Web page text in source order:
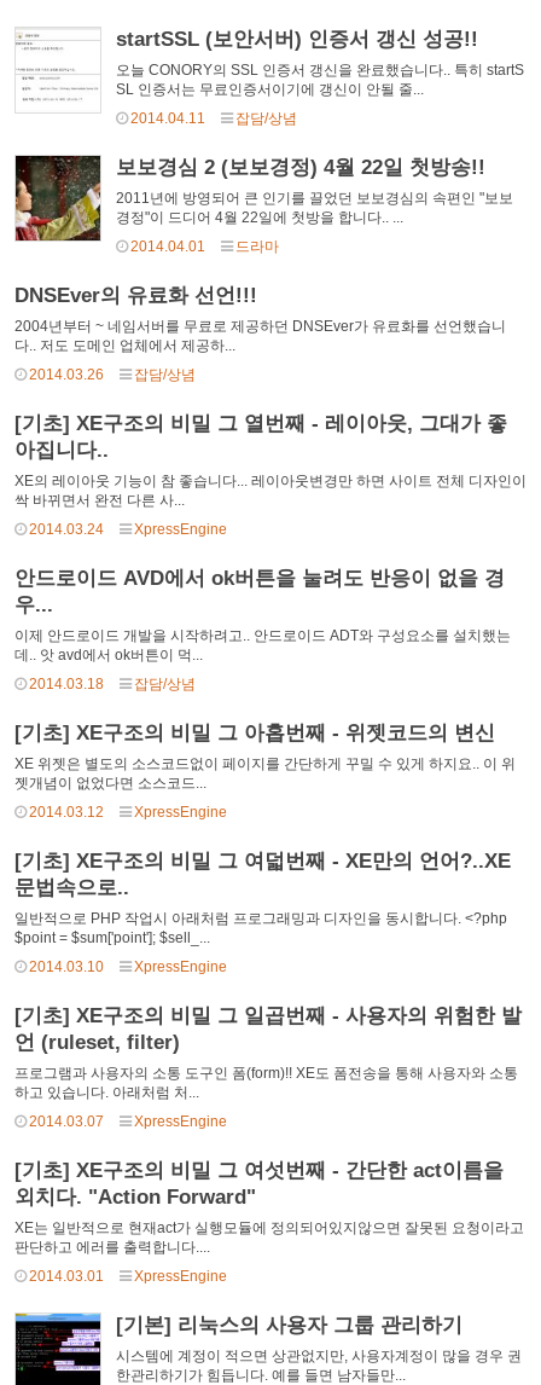
startSSL (보안서버) 인증서 갱신 성공!!
오늘 CONORY의 SSL 인증서 갱신을 완료했습니다.. 특히 startS
SL 인증서는 무료인증서이기에 갱신이 안될 줄...
2014.04.11
잡담/상념
보보경심 2 (보보경정) 4월 22일 첫방송!!
2011년에 방영되어 큰 인기를 끌었던 보보경심의 속편인 "보보
경정"이 드디어 4월 22일에 첫방을 합니다.. ...
2014.04.01
드라마
DNSEver의 유료화 선언!!!
2004년부터 ~ 네임서버를 무료로 제공하던 DNSEver가 유료화를 선언했습니
다.. 저도 도메인 업체에서 제공하...
2014.03.26
잡담/상념
[기초] XE구조의 비밀 그 열번째 - 레이아웃, 그대가 좋
아집니다..
XE의 레이아웃 기능이 참 좋습니다... 레이아웃변경만 하면 사이트 전체 디자인이
싹 바뀌면서 완전 다른 사...
2014.03.24
XpressEngine
안드로이드 AVD에서 ok버튼을 눌려도 반응이 없을 경
우...
이제 안드로이드 개발을 시작하려고.. 안드로이드 ADT와 구성요소를 설치했는
데.. 앗 avd에서 ok버튼이 먹...
2014.03.18
잡담/상념
[기초] XE구조의 비밀 그 아홉번째 - 위젯코드의 변신
XE 위젯은 별도의 소스코드없이 페이지를 간단하게 꾸밀 수 있게 하지요.. 이 위
젯개념이 없었다면 소스코드...
2014.03.12
XpressEngine
[기초] XE구조의 비밀 그 여덟번째 - XE만의 언어?..XE
문법속으로..
일반적으로 PHP 작업시 아래처럼 프로그래밍과 디자인을 동시합니다. <?php
$point = $sum['point']; $sell_...
2014.03.10
XpressEngine
[기초] XE구조의 비밀 그 일곱번째 - 사용자의 위험한 발
언 (ruleset, filter)
프로그램과 사용자의 소통 도구인 폼(form)!! XE도 폼전송을 통해 사용자와 소통
하고 있습니다. 아래처럼 처...
2014.03.07
XpressEngine
[기초] XE구조의 비밀 그 여섯번째 - 간단한 act이름을
외치다. "Action Forward"
XE는 일반적으로 현재act가 실행모듈에 정의되어있지않으면 잘못된 요청이라고
판단하고 에러를 출력합니다....
2014.03.01
XpressEngine
[기본] 리눅스의 사용자 그룹 관리하기
시스템에 계정이 적으면 상관없지만, 사용자계정이 많을 경우 권
한관리하기가 힘듭니다. 예를 들면 남자들만...